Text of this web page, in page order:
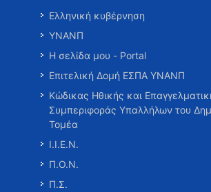
Ελληνική κυβέρνηση
ΥΝΑΝΠ
Η σελίδα μου - Portal
Επιτελική Δομή ΕΣΠΑ ΥΝΑΝΠ
Κώδικας Ηθικής και
Συμπεριφοράς Υπαλλήλων του
Τομέα
Ι.Ι.Ε.Ν.
Π.Ο.Ν.
Π.Σ.